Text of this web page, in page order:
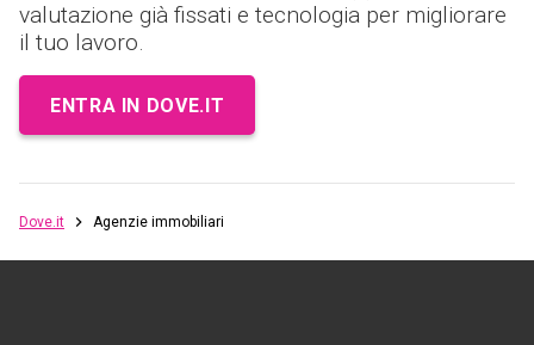
valutazione già fissati e tecnologia per migliorare
il tuo lavoro.
ENTRA IN DOVE.IT
Dove.it Agenzie immobiliari